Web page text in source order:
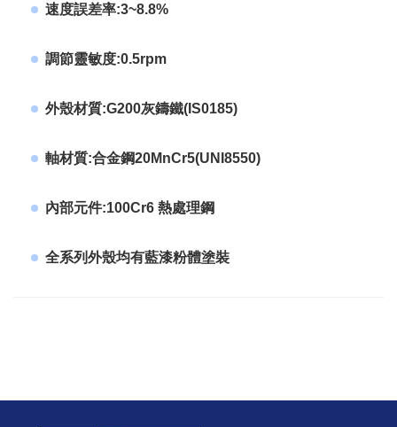
速度誤差率:3~8.8%
調節靈敏度:0.5rpm
外殼材質:G200灰鑄鐵(IS0185)
軸材質:合金鋼20MnCr5(UNI8550)
內部元件:100Cr6 熱處理鋼
全系列外殼均有藍漆粉體塗裝